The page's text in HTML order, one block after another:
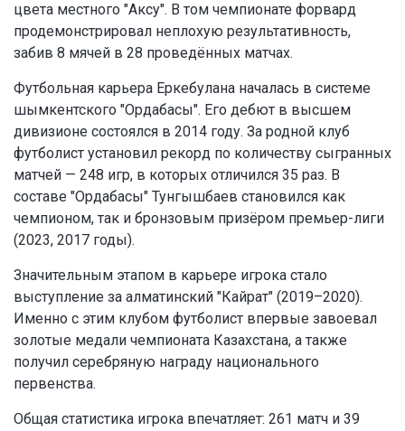
цвета местного "Аксу". В том чемпионате форвард
продемонстрировал неплохую результативность,
забив 8 мячей в 28 проведённых матчах.
Футбольная карьера Еркебулана началась в системе
шымкентского "Ордабасы". Его дебют в высшем
дивизионе состоялся в 2014 году. За родной клуб
футболист установил рекорд по количеству сыгранных
матчей — 248 игр, в которых отличился 35 раз. В
составе "Ордабасы" Тунгышбаев становился как
чемпионом, так и бронзовым призёром премьер-лиги
(2023, 2017 годы).
Значительным этапом в карьере игрока стало
выступление за алматинский "Кайрат" (2019–2020).
Именно с этим клубом футболист впервые завоевал
золотые медали чемпионата Казахстана, а также
получил серебряную награду национального
первенства.
Общая статистика игрока впечатляет: 261 матч и 39